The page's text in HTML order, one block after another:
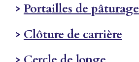
> Portailles de pâturage
> Clôture de carrière